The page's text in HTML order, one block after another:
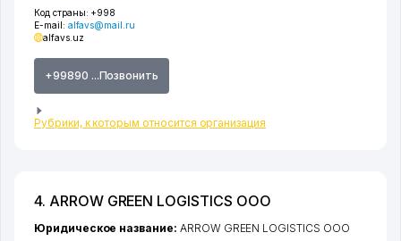
Код страны: +998
E-mail: alfavs@mail.ru
alfavs.uz
+99890 ...Позвонить
Рубрики, к которым относится организация
4. ARROW GREEN LOGISTICS ООО
Юридическое название: ARROW GREEN LOGISTICS ООО